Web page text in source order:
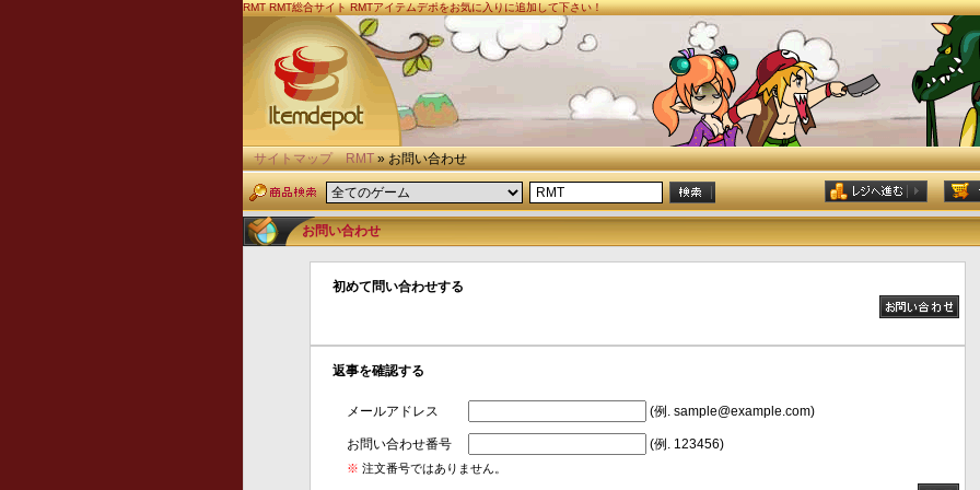
RMT RMT総合サイト RMTアイテムデポをお気に入りに追加して下さい！
サイトマップ RMT» お問い合わせ
お問い合わせ
初めて問い合わせする
返事を確認する
メールアドレス (例. sample@example.com)
お問い合わせ番号 (例. 123456)
※ 注文番号ではありません。